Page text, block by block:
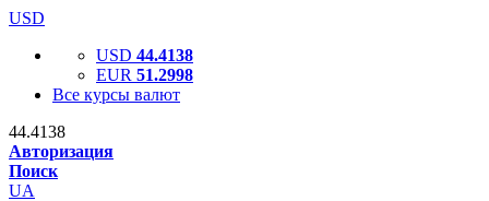
USD
USD 44.4138
EUR 51.2998
Все курсы валют
44.4138
Авторизация
Поиск
UA